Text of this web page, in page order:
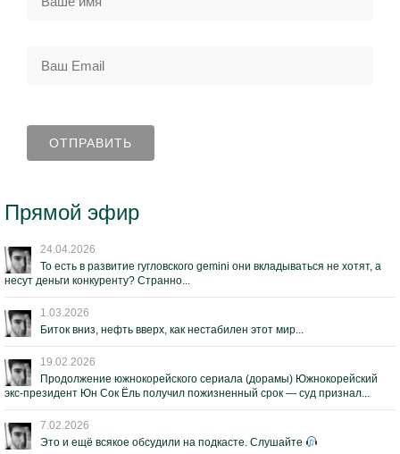
Прямой эфир
24.04.2026
То есть в развитие гугловского gemini они вкладываться не хотят, а
несут деньги конкуренту? Странно...
1.03.2026
Биток вниз, нефть вверх, как нестабилен этот мир...
19.02.2026
Продолжение южнокорейского сериала (дорамы) Южнокорейский
экс-президент Юн Сок Ёль получил пожизненный срок — суд признал...
7.02.2026
Это и ещё всякое обсудили на подкасте. Слушайте